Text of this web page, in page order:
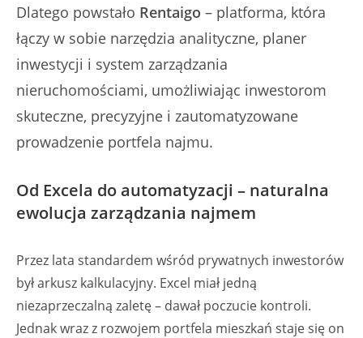
Dlatego powstało Rentaigo – platforma, która
łączy w sobie narzędzia analityczne, planer
inwestycji i system zarządzania
nieruchomościami, umożliwiając inwestorom
skuteczne, precyzyjne i zautomatyzowane
prowadzenie portfela najmu.
Od Excela do automatyzacji – naturalna
ewolucja zarządzania najmem
Przez lata standardem wśród prywatnych inwestorów
był arkusz kalkulacyjny. Excel miał jedną
niezaprzeczalną zaletę – dawał poczucie kontroli.
Jednak wraz z rozwojem portfela mieszkań staje się on